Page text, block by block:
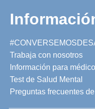
Trabaja con nosotros
Información para
Test de Salud Mental
Preguntas frecuentes